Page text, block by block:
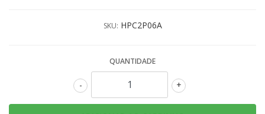
SKU: HPC2P06A
QUANTIDADE
+
-